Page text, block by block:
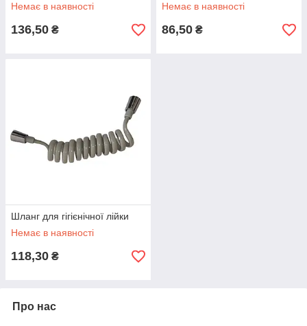
Немає в наявності
136,50 ₴
Немає в наявності
86,50 ₴
Шланг для гігієнічної лійки
Немає в наявності
118,30 ₴
Про нас